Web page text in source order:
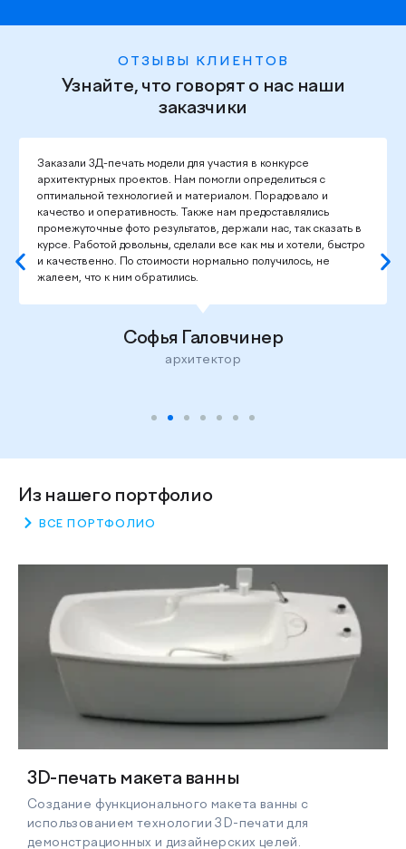
ОТЗЫВЫ КЛИЕНТОВ
Узнайте, что говорят о нас наши
заказчики
Заказали 3Д-печать модели для участия в конкурсе
архитектурных проектов. Нам помогли определиться с
оптимальной технологией и материалом. Порадовало и
качество и оперативность. Также нам предоставлялись
промежуточные фото результатов, держали нас, так сказать в
курсе. Работой довольны, сделали все как мы и хотели, быстро
и качественно. По стоимости нормально получилось, не
жалеем, что к ним обратились.
Софья Галовчинер
архитектор
Из нашего портфолио
ВСЕ ПОРТФОЛИО
3D-печать макета ванны
Создание функционального макета ванны с
использованием технологии 3D-печати для
демонстрационных и дизайнерских целей.